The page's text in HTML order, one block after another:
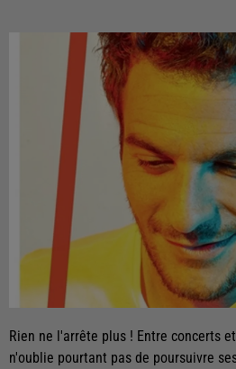
Rien ne l'arrête plus ! Entre concerts
n'oublie pourtant pas de poursuivre